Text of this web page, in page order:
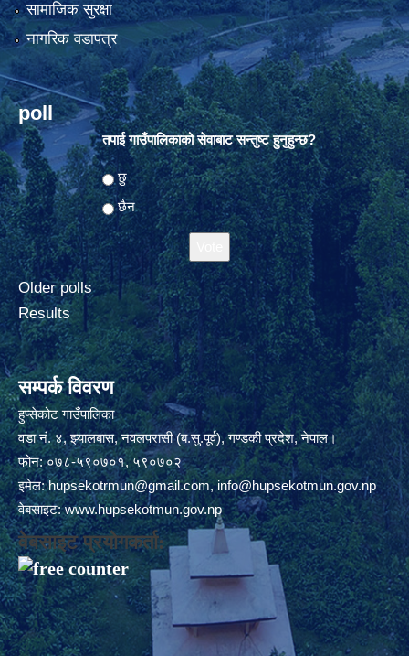
सामाजिक सुरक्षा
नागरिक वडापत्र
poll
तपाई गाउँपालिकाको सेवाबाट सन्तुष्ट हुनुहुन्छ?
Choices
छु
छैन
Older polls
Results
सम्पर्क विवरण
हुप्सेकोट गाउँपालिका
वडा नं. ४, झ्यालबास, नवलपरासी (ब.सु.पूर्व), गण्डकी प्रदेश, नेपाल।
फोन: ०७८-५९०७०१, ५९०७०२
इमेल:hupsekotrmun@gmail.com,info@hupsekotmun.gov.np
वेबसाइट:www.hupsekotmun.gov.np
वेबसाइट प्रयोगकर्ता: